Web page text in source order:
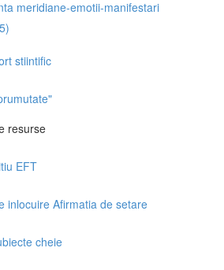
meridiane-emotii-manifestari
stiintific
resurse
EFT
inlocuire Afirmatia de setare
cheie